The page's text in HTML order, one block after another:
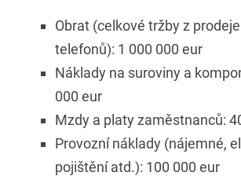
Obrat (celkové tržby z
telefonů): 1 000 000 eur
Náklady na suroviny a
000 eur
Mzdy a platy zaměstnanců:
Provozní náklady (nájemné,
pojištění atd.): 100 000 eur